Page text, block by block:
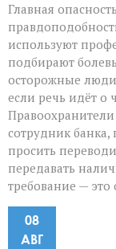
Главная
используют
подбирают
осторожные люди
если речь идёт о
сотрудник
просить
передавать
требование —
08
АВГ